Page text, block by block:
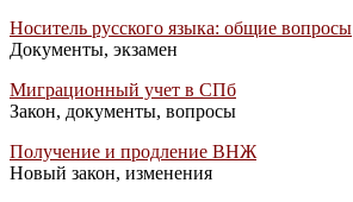
Носитель русского языка: общие вопросы
Документы, экзамен
Миграционный учет в СПб
Закон, документы, вопросы
Получение и продление ВНЖ
Новый закон, изменения